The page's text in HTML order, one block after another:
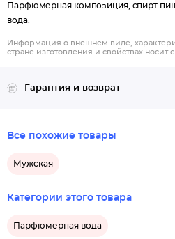
Парфюмерная композиция, спирт
вода.
Информация о внешнем виде,
стране изготовления и свойствах носит
Гарантия и возврат
Все похожие товары
Мужская
Категории этого товара
Парфюмерная вода